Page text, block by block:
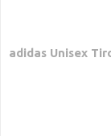
adidas Unisex